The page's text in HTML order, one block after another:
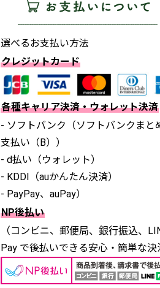
選べるお支払い方法
クレジットカード
各種キャリア決済・ウォレット決済
- ソフトバンク（ソフトバンクまと
支払い（B））
- d払い（ウォレット）
- KDDI（auかんたん決済）
- PayPay、auPay）
NP後払い
（コンビニ、郵便局、銀行振込、
Pay で後払いできる安心・簡単な決